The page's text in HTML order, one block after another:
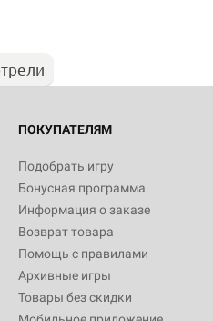
ПОКУПАТЕЛЯМ
Подобрать игру
Бонусная программа
Информация о заказе
Возврат товара
Помощь с правилами
Архивные игры
Товары без скидки